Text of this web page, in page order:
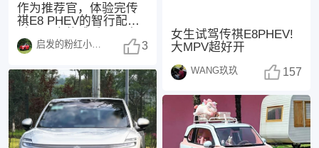
作为推荐官，体验完传
祺E8 PHEV的智行配置
不仅是一台功能
启发的粉红小猪1485 3
女生试驾传祺E8PHEV!
大MPV超好开
WANG玖玖 157